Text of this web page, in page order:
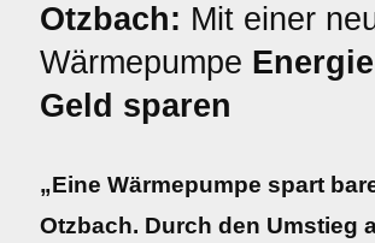
Otzbach: Mit einer
Wärmepumpe Energie
Geld sparen
„Eine Wärmepumpe spart
Otzbach. Durch den Umstieg